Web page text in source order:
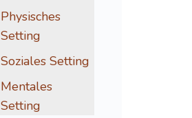
Physisches
Setting
Soziales Setting
Mentales
Setting